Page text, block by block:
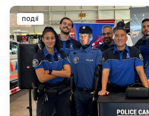
ПОДІЇ